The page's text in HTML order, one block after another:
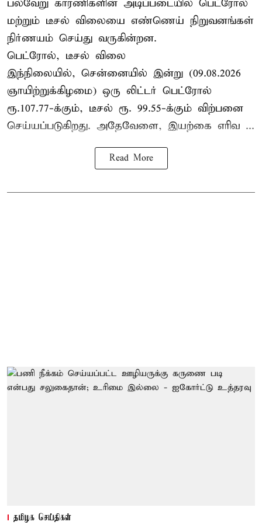
பல்வேறு காரணிகளின் அடிப்படையில் பெட்ரோல்
மற்றும் டீசல் விலையை எண்ணெய் நிறுவனங்கள்
நிர்ணயம் செய்து வருகின்றன.
பெட்ரோல், டீசல் விலை
இந்நிலையில், சென்னையில் இன்று (09.08.2026
ஞாயிற்றுக்கிழமை) ஒரு லிட்டர் பெட்ரோல்
ரூ.107.77-க்கும், டீசல் ரூ. 99.55-க்கும் விற்பனை
செய்யப்படுகிறது. அதேவேளை, இயற்கை எரிவ ...
Read More
தமிழக செய்திகள்